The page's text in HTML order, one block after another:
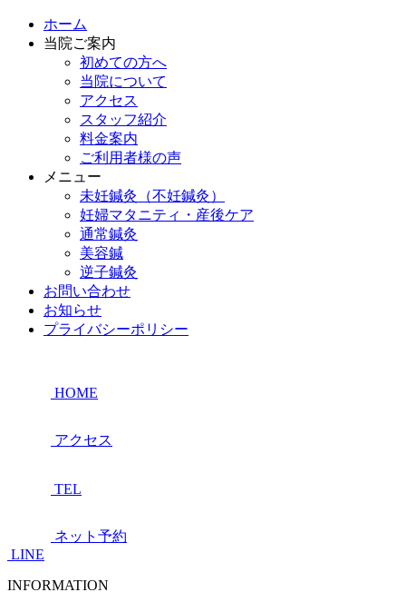
ホーム
当院ご案内
初めての方へ
当院について
アクセス
スタッフ紹介
料金案内
ご利用者様の声
メニュー
未妊鍼灸（不妊鍼灸）
妊婦マタニティ・産後ケア
通常鍼灸
美容鍼
逆子鍼灸
お問い合わせ
お知らせ
プライバシーポリシー
HOME
アクセス
TEL
ネット予約
LINE
INFORMATION